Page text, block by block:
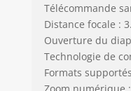
Télécommande
Distance focale :
Ouverture du
Technologie de
Formats